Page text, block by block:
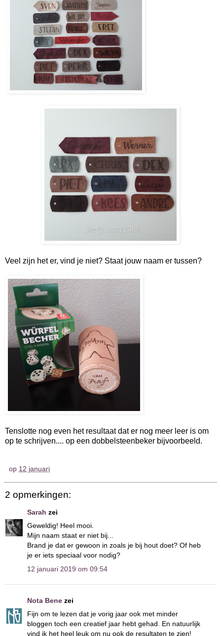
Veel zijn het er, vind je niet? Staat jouw naam er tussen?
Tenslotte nog even het resultaat dat er nog meer leer is om
op te schrijven.... op een dobbelsteenbeker bijvoorbeeld.
op 12 januari
2 opmerkingen:
Sarah zei
Geweldig! Heel mooi.
Mijn naam staat er niet bij...
Brand je dat er gewoon in zoals je bij hout doet? Of heb
je er iets speciaal voor nodig?
12 januari 2019 om 09:54
Nota Bene zei
Fijn om te lezen dat je vorig jaar ook met minder
bloggen toch een creatief jaar hebt gehad. En natuurlijk
vind ik het heel leuk om nu ook de resultaten te zien!